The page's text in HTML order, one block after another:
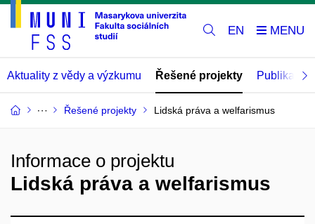
EN
Aktuality z vědy a výzkumu Řešené projekty Publikace
Řešené projekty Lidská práva a welfarismus
Informace o projektu
Lidská práva a welfarismus